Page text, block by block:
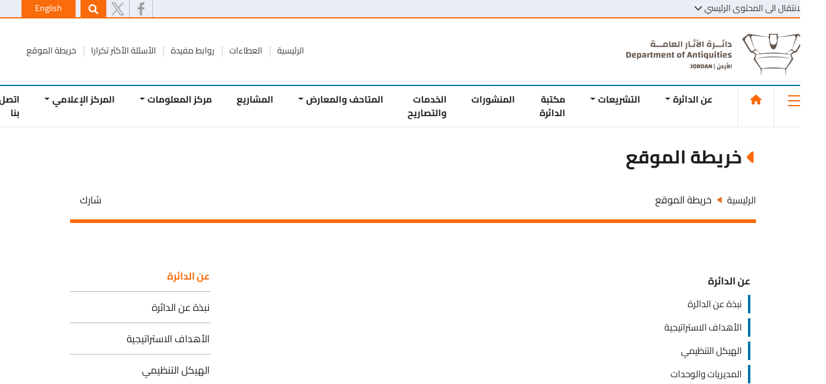
الى المحتوى الرئيسي English
الرئيسية العطاءات روابط مفيدة الأسئلة الأكثر تكرارا خريطة الموقع
عن الدائرة التشريعات مكتبة المنشورات الخدمات
والتصاريح
المتاحف والمعارض المشاريع مركز المعلومات المركز الإعلامي اتصل
خريطة الموقع
الرئيسية خريطة الموقع
عن الدائرة
نبذة عن الدائرة
الأهداف الاستراتيجية
الهيكل التنظيمي
المديريات والوحدات
عن الدائرة
نبذة عن الدائرة
الأهداف الاستراتيجية
الهيكل التنظيمي